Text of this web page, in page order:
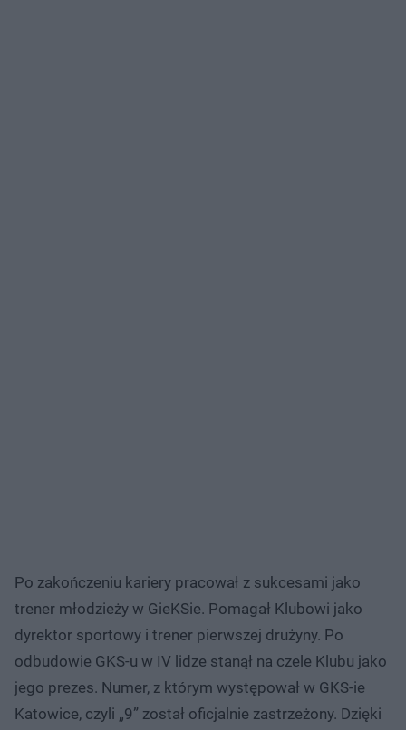
Po zakończeniu kariery pracował z sukcesami jako
trener młodzieży w GieKSie. Pomagał Klubowi jako
dyrektor sportowy i trener pierwszej drużyny. Po
odbudowie GKS-u w IV lidze stanął na czele Klubu jako
jego prezes. Numer, z którym występował w GKS-ie
Katowice, czyli „9” został oficjalnie zastrzeżony. Dzięki